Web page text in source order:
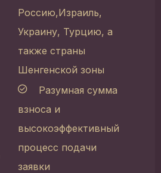
Россию,Израиль,
Украину, Турцию, а
также страны
Шенгенской зоны
Разумная сумма
взноса и
высокоэффективный
процесс подачи
заявки